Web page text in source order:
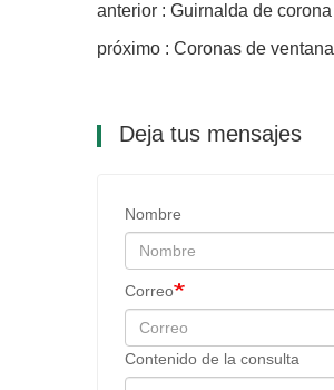
anterior : Guirnalda de corona
próximo : Coronas de ventana
Deja tus mensajes
Nombre
Correo
Contenido de la consulta